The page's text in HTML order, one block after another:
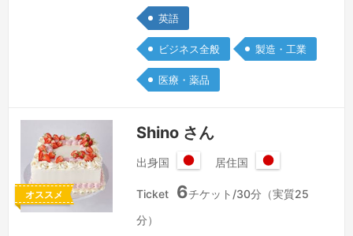
も時折頂きます。在米30年以上、日本
では電器企業に勤務、アメリカではコン
ピュータ関連の会社数社に勤務経験があ
ります。パンデミック以前には、日本か
らの自治体関連のお客様に同行して通訳
査 …続きを見る »
英語
ビジネス全般 製造・工業
医療・薬品
オススメ
Shino さん
出身国
本
居住国
本
Ticket 6チケット/30分（実質25
分）